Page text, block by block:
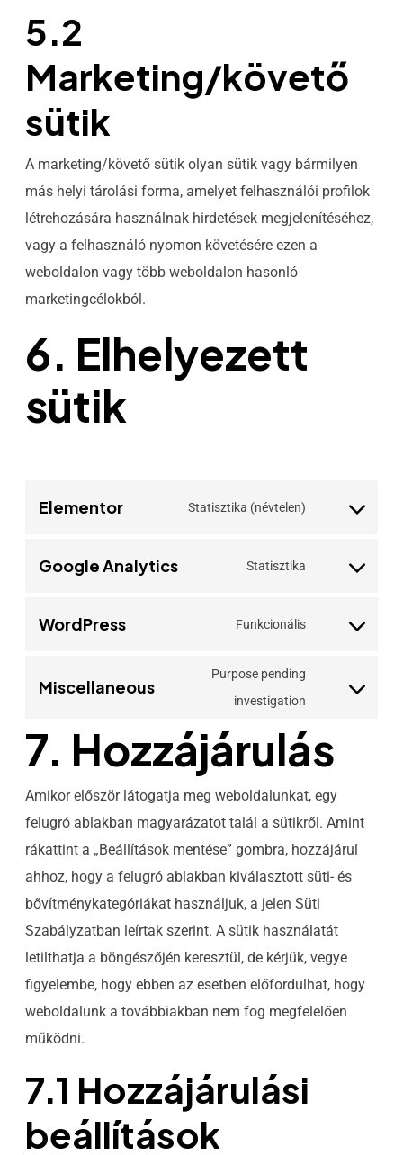
5.2
Marketing/követő
sütik
A marketing/követő sütik olyan sütik vagy bármilyen
más helyi tárolási forma, amelyet felhasználói profilok
létrehozására használnak hirdetések megjelenítéséhez,
vagy a felhasználó nyomon követésére ezen a
weboldalon vagy több weboldalon hasonló
marketingcélokból.
6. Elhelyezett
sütik
Elementor Statisztika (névtelen)
Google Analytics Statisztika
WordPress Funkcionális
Miscellaneous
Purpose pending
investigation
7. Hozzájárulás
Amikor először látogatja meg weboldalunkat, egy
felugró ablakban magyarázatot talál a sütikről. Amint
rákattint a „Beállítások mentése” gombra, hozzájárul
ahhoz, hogy a felugró ablakban kiválasztott süti- és
bővítménykategóriákat használjuk, a jelen Süti
Szabályzatban leírtak szerint. A sütik használatát
letilthatja a böngészőjén keresztül, de kérjük, vegye
figyelembe, hogy ebben az esetben előfordulhat, hogy
weboldalunk a továbbiakban nem fog megfelelően
működni.
7.1 Hozzájárulási
beállítások